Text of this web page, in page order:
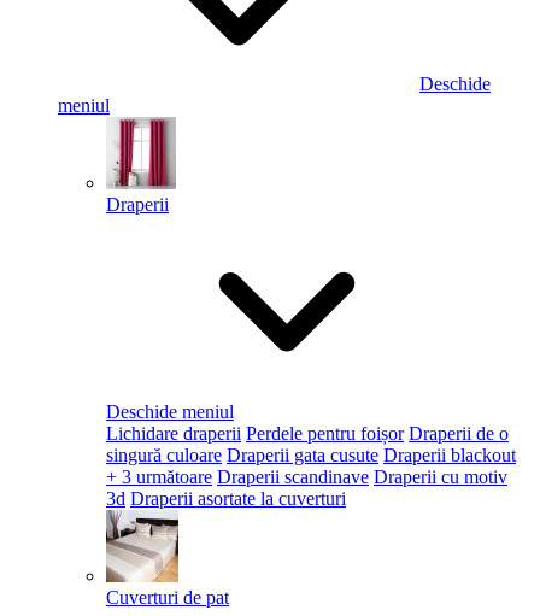
Deschide
meniul
Draperii
Deschide meniul
Lichidare draperii Perdele pentru foișor Draperii de o
singură culoare Draperii gata cusute Draperii blackout
+ 3 următoare Draperii scandinave Draperii cu motiv
3d Draperii asortate la cuverturi
Cuverturi de pat